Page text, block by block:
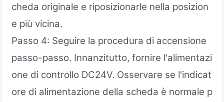
cheda originale e riposizionarle nella posizion
e più vicina.
Passo 4: Seguire la procedura di accensione
passo-passo. Innanzitutto, fornire l'alimentazi
one di controllo DC24V. Osservare se l'indicat
ore di alimentazione della scheda è normale p